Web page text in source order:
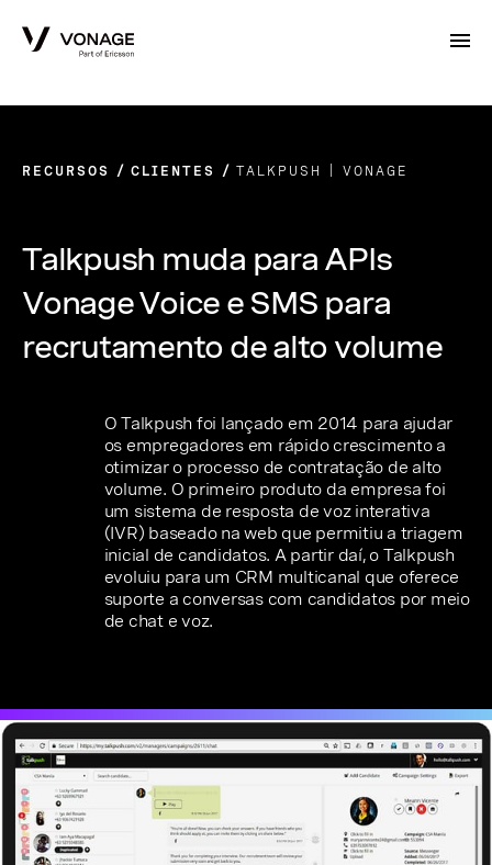
RECURSOS CLIENTES TALKPUSH | VONAGE
Talkpush muda para APIs
Vonage Voice e SMS para
recrutamento de alto volume
O Talkpush foi lançado em 2014 para ajudar
os empregadores em rápido crescimento a
otimizar o processo de contratação de alto
volume. O primeiro produto da empresa foi
um sistema de resposta de voz interativa
(IVR) baseado na web que permitiu a triagem
inicial de candidatos. A partir daí, o Talkpush
evoluiu para um CRM multicanal que oferece
suporte a conversas com candidatos por meio
de chat e voz.